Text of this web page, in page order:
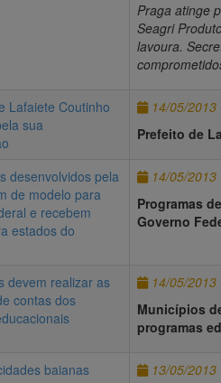
Praga atinge
Seagri
lavoura.
14/05/2013
Prefeito de
14/05/2013
Programas
Governo
14/05/2013
Municípios
programas
13/05/2013